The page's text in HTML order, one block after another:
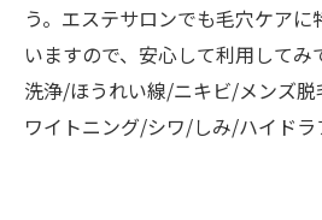
う。エステサロンでも毛穴ケアに
いますので、安心して利用して
洗浄/ほうれい線/ニキビ/メンズ
ワイトニング/シワ/しみ/ハイド